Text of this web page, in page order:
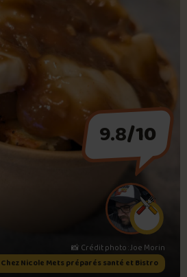
Foire aux questions
Me connecter